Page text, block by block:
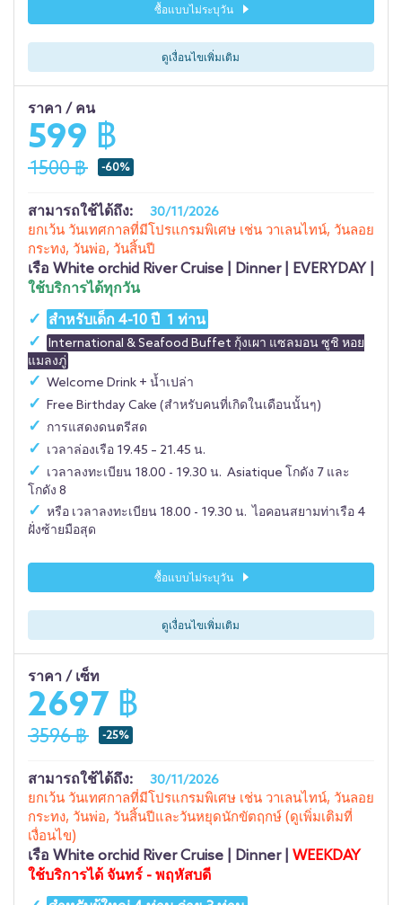
ซื้อแบบไม่ระบุวัน
ดูเงื่อนไขเพิ่มเติม
ราคา / คน
599 ฿
1500 ฿ -60%
สามารถใช้ได้ถึง: 30/11/2026
ยกเว้น วันเทศกาลที่มีโปรแกรมพิเศษ เช่น วาเลนไทน์, วันลอย
กระทง, วันพ่อ, วันสิ้นปี
เรือ White orchid River Cruise | Dinner | EVERYDAY |
ใช้บริการได้ทุกวัน
สำหรับเด็ก 4-10 ปี 1 ท่าน
International & Seafood Buffet กุ้งเผา แซลมอน ซูชิ หอย
แมลงภู่
Welcome Drink + น้ำเปล่า
Free Birthday Cake (สำหรับคนที่เกิดในเดือนนั้นๆ)
การแสดงดนตรีสด
เวลาล่องเรือ 19.45 – 21.45 น.
เวลาลงทะเบียน 18.00 - 19.30 น. Asiatique โกดัง 7 และ
โกดัง 8
หรือ เวลาลงทะเบียน 18.00 - 19.30 น. ไอคอนสยามท่าเรือ 4
ฝั่งซ้ายมือสุด
ซื้อแบบไม่ระบุวัน
ดูเงื่อนไขเพิ่มเติม
ราคา / เซ็ท
2697 ฿
3596 ฿ -25%
สามารถใช้ได้ถึง: 30/11/2026
ยกเว้น วันเทศกาลที่มีโปรแกรมพิเศษ เช่น วาเลนไทน์, วันลอย
กระทง, วันพ่อ, วันสิ้นปีและวันหยุดนักขัตฤกษ์ (ดูเพิ่มเติมที่
เงื่อนไข)
เรือ White orchid River Cruise | Dinner | WEEKDAY
ใช้บริการได้ จันทร์ - พฤหัสบดี